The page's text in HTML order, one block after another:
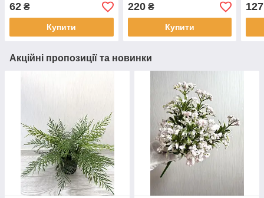
62 ₴
Купити
220₴
Купити
127
Акційні пропозиції та новинки